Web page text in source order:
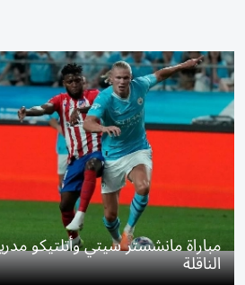
مباراة مانشستر سيتي وأتلتيكو
الناقلة